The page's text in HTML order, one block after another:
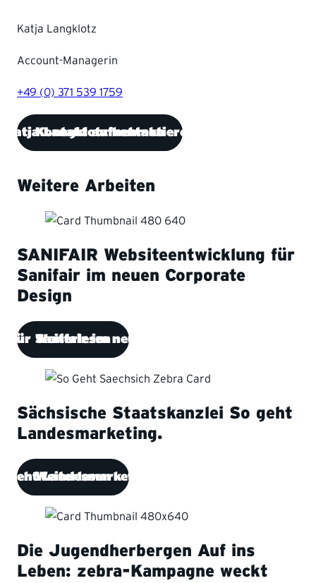
Katja Langklotz
Account-Managerin
+49 (0) 371 539 1759
Kontakt aufnehmen
Katja Langklotz kontaktieren
Weitere Arbeiten
SANIFAIR Websiteentwicklung für
Sanifair im neuen Corporate
Design
Weiterlesen
für Sanifair im neuen Corporate Design
Sächsische Staatskanzlei So geht
Landesmarketing.
Weiterlesen
geht Landesmarketing.
Die Jugendherbergen Auf ins
Leben: zebra-Kampagne weckt